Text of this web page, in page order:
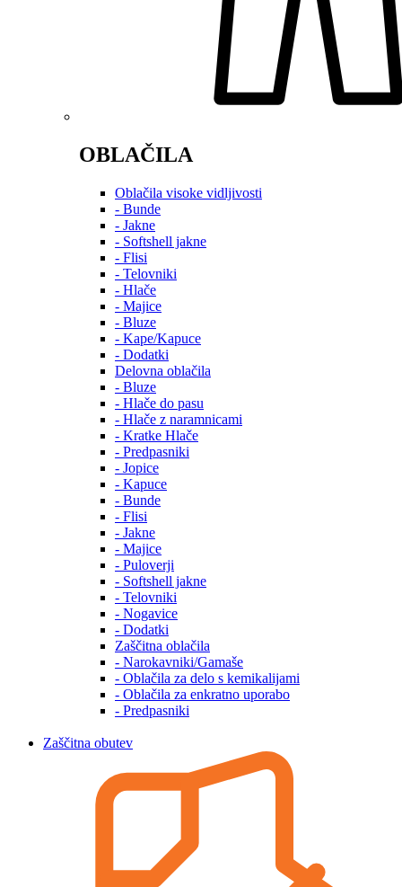
OBLAČILA
Oblačila visoke vidljivosti
- Bunde
- Jakne
- Softshell jakne
- Flisi
- Telovniki
- Hlače
- Majice
- Bluze
- Kape/Kapuce
- Dodatki
Delovna oblačila
- Bluze
- Hlače do pasu
- Hlače z naramnicami
- Kratke Hlače
- Predpasniki
- Jopice
- Kapuce
- Bunde
- Flisi
- Jakne
- Majice
- Puloverji
- Softshell jakne
- Telovniki
- Nogavice
- Dodatki
Zaščitna oblačila
- Narokavniki/Gamaše
- Oblačila za delo s kemikalijami
- Oblačila za enkratno uporabo
- Predpasniki
Zaščitna obutev